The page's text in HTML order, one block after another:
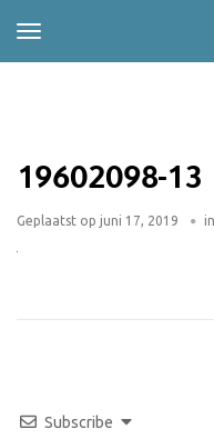
19602098-13
Geplaatst op juni 17, 2019 in
Subscribe